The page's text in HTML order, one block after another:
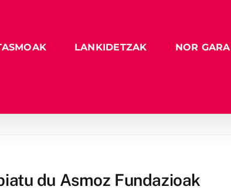
LANKIDETZAK NOR GARA
du Asmoz Fundazioak